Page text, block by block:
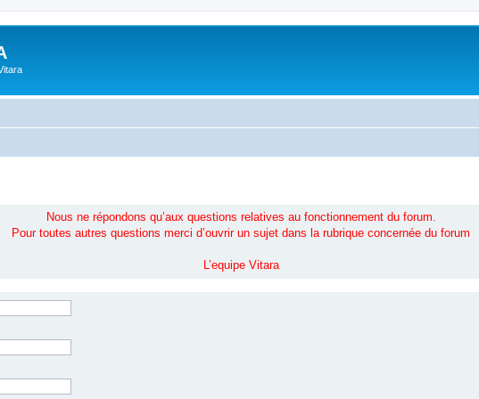
Nous ne répondons qu’aux questions relatives au fonctionnement du forum.
Pour toutes autres questions merci d’ouvrir un sujet dans la rubrique concernée du forum
L’equipe Vitara